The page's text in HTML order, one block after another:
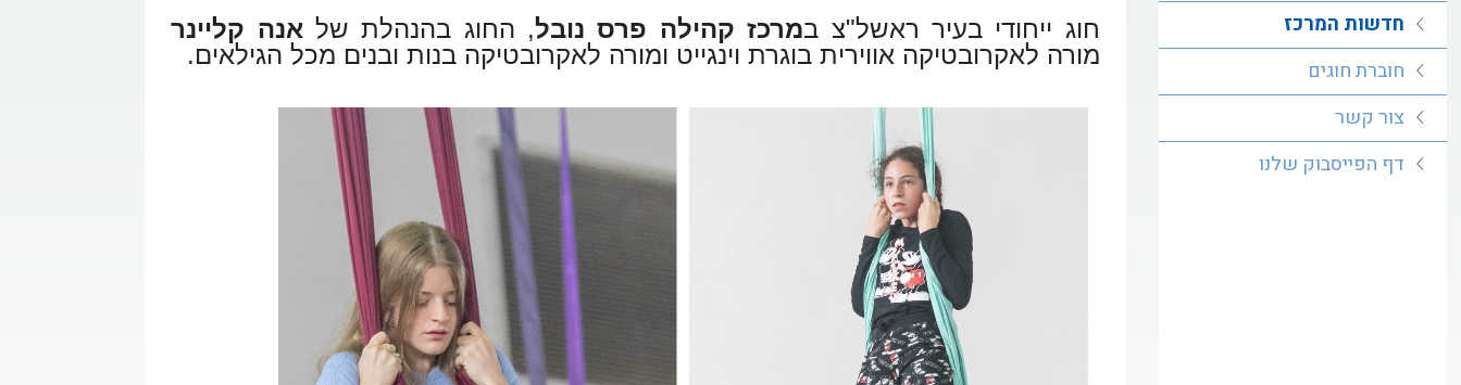
חוג ייחודי בעיר ראשל"צ במרכז קהילה פרס נובל, החוג בהנהלת שלאנה קליינר
מורה לאקרובטיקה אווירית בוגרת וינגייט ומורה לאקרובטיקה בנות ובנים מכל הגילאים.
חדשות המרכז
חוברת חוגים
צור קשר
דף הפייסבוק שלנו